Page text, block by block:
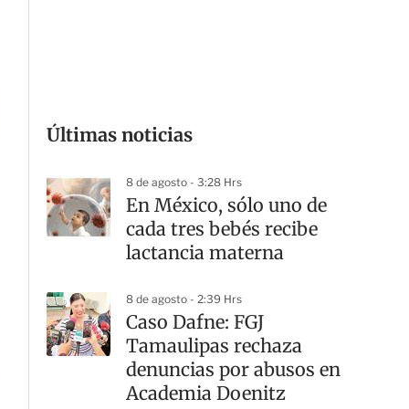
Últimas noticias
8 de agosto - 3:28 Hrs
En México, sólo uno de
cada tres bebés recibe
lactancia materna
8 de agosto - 2:39 Hrs
Caso Dafne: FGJ
Tamaulipas rechaza
denuncias por abusos en
Academia Doenitz